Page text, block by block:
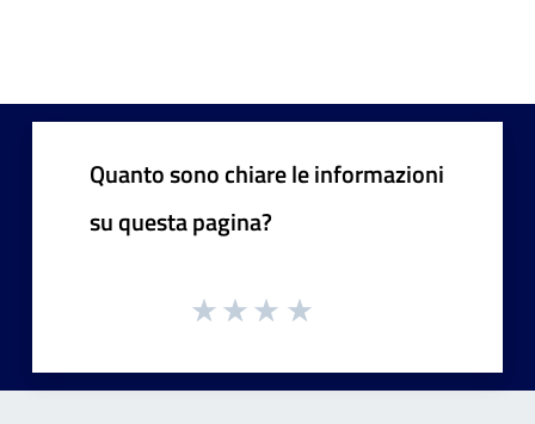
Quanto sono chiare le informazioni
su questa pagina?